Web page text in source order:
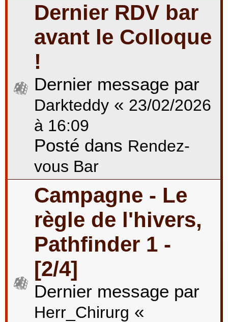
Dernier RDV bar
avant le Colloque
!
Dernier message par
Darkteddy « 23/02/2026
à 16:09
Posté dans Rendez-
vous Bar
Campagne - Le
règle de l'hivers,
Pathfinder 1 -
[2/4]
Dernier message par
Herr_Chirurg «